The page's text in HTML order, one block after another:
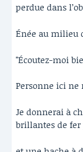
perdue dans
Énée au milieu
"Écoutez-moi
Personne ici ne
Je donnerai à
brillantes de